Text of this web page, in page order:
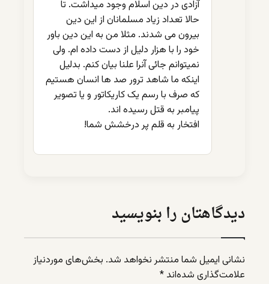
آزادی در دین اسلام وجود میداشت. تا
حالا تعداد زیاد مسلمانان از این دین
بیرون می شدند. مثلا من به این دین باور
خود را با هزار دلیل از دست داده ام. ولی
نمیتوانم جائی آنرا علنا بیان کنم. بدلیل
اینکه ما شاهد ترور صد ها انسان هستیم
که صرف با رسم یک کاریکاتور و یا تصویر
پیامبر به قتل رسیده اند.
افتخار به قلم پر درخشش شما!
دیدگاهتان را بنویسید
نشانی ایمیل شما منتشر نخواهد شد. بخش‌های موردنیاز
علامت‌گذاری شده‌اند *